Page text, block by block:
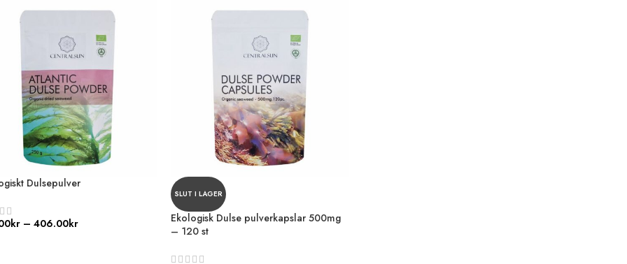
Dulsepulver
kr – 406.00kr
SLUT I LAGER
Ekologisk Dulse pulverkapslar 500mg
– 120 st